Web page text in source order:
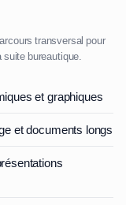
transversal pour
suite bureautique.
et graphiques
et documents longs